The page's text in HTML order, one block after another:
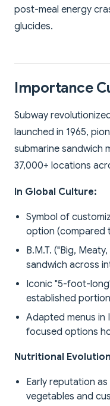
post-meal energy
glucides.
Importance
Subway
launched in 1965,
submarine sandwich
37,000+ locations
In Global Culture:
Symbol of
option (compared
B.M.T. ("Big,
sandwich across
Iconic "5-foot-
established
Adapted menus in
focused options
Nutritional
Early reputation
vegetables and